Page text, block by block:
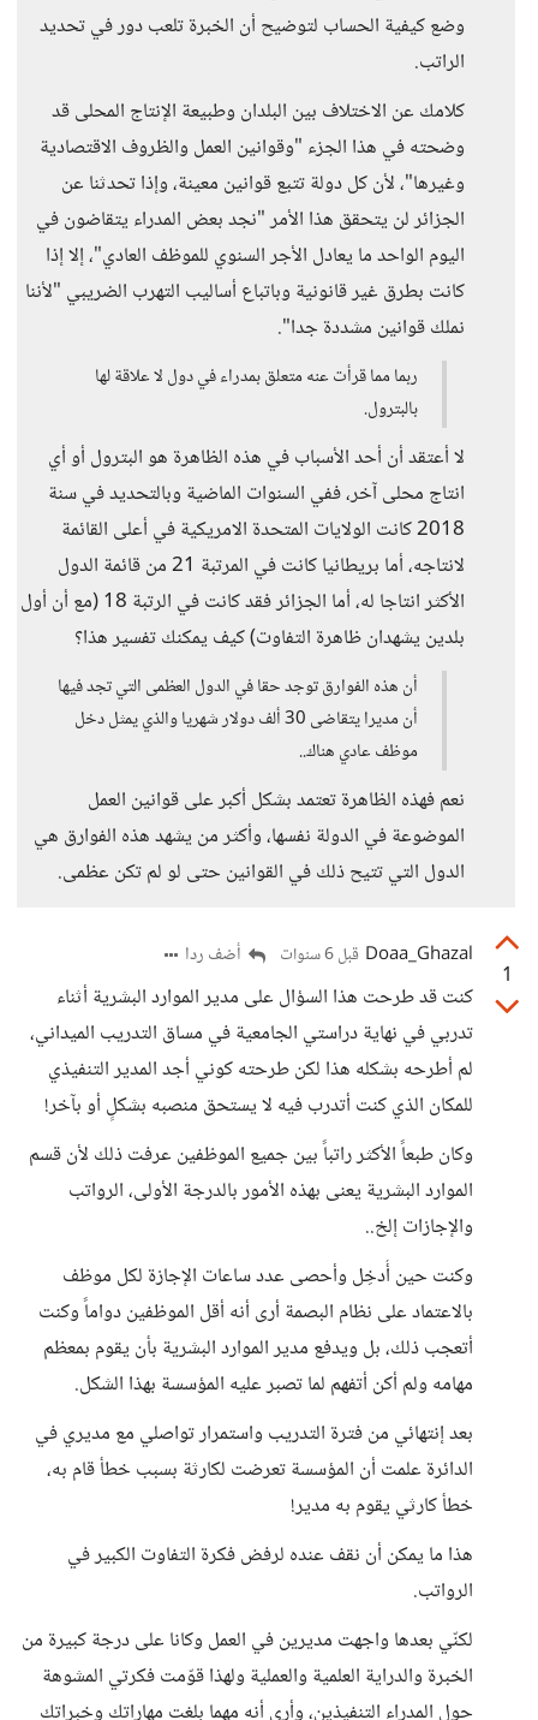
وضع كيفية الحساب لتوضيح أن الخبرة تلعب دور في تحديد
الراتب.
كلامك عن الاختلاف بين البلدان وطبيعة الإنتاج المحلى قد
وضحته في هذا الجزء "وقوانين العمل والظروف الاقتصادية
وغيرها"، لأن كل دولة تتبع قوانين معينة، وإذا تحدثنا عن
الجزائر لن يتحقق هذا الأمر "نجد بعض المدراء يتقاضون في
اليوم الواحد ما يعادل الأجر السنوي للموظف العادي"، إلا إذا
كانت بطرق غير قانونية وباتباع أساليب التهرب الضريبي "لأننا
نملك قوانين مشددة جدا".
ربما مما قرأت عنه متعلق بمدراء في دول لا علاقة لها
بالبترول.
لا أعتقد أن أحد الأسباب في هذه الظاهرة هو البترول أو أي
انتاج محلى آخر، ففي السنوات الماضية وبالتحديد في سنة
2018 كانت الولايات المتحدة الامريكية في أعلى القائمة
لانتاجه، أما بريطانيا كانت في المرتبة 21 من قائمة الدول
الأكثر انتاجا له، أما الجزائر فقد كانت في الرتبة 18 (مع أن أول
بلدين يشهدان ظاهرة التفاوت) كيف يمكنك تفسير هذا؟
أن هذه الفوارق توجد حقا في الدول العظمى التي تجد فيها
أن مديرا يتقاضى 30 ألف دولار شهريا والذي يمثل دخل
موظف عادي هناك..
نعم فهذه الظاهرة تعتمد بشكل أكبر على قوانين العمل
الموضوعة في الدولة نفسها، وأكثر من يشهد هذه الفوارق هي
الدول التي تتيح ذلك في القوانين حتى لو لم تكن عظمى.
1
Doaa_Ghazal قبل 6 سنوات أضف ردا
كنت قد طرحت هذا السؤال على مدير الموارد البشرية أثناء
تدربي في نهاية دراستي الجامعية في مساق التدريب الميداني،
لم أطرحه بشكله هذا لكن طرحته كوني أجد المدير التنفيذي
للمكان الذي كنت أتدرب فيه لا يستحق منصبه بشكلٍ أو بآخر!
وكان طبعاً الأكثر راتباً بين جميع الموظفين عرفت ذلك لأن قسم
الموارد البشرية يعنى بهذه الأمور بالدرجة الأولى، الرواتب
والإجازات إلخ..
وكنت حين أُدخِل وأحصى عدد ساعات الإجازة لكل موظف
بالاعتماد على نظام البصمة أرى أنه أقل الموظفين دواماً وكنت
أتعجب ذلك، بل ويدفع مدير الموارد البشرية بأن يقوم بمعظم
مهامه ولم أكن أتفهم لما تصبر عليه المؤسسة بهذا الشكل.
بعد إنتهائي من فترة التدريب واستمرار تواصلي مع مديري في
الدائرة علمت أن المؤسسة تعرضت لكارثة بسبب خطأ قام به،
خطأ كارثي يقوم به مدير!
هذا ما يمكن أن نقف عنده لرفض فكرة التفاوت الكبير في
الرواتب.
لكنّي بعدها واجهت مديرين في العمل وكانا على درجة كبيرة من
الخبرة والدراية العلمية والعملية ولهذا قوّمت فكرتي المشوهة